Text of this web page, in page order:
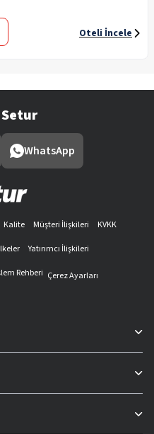
Oteli İncele
WhatsApp
Kalite Müşteri İlişkileri
KVKK
Yatırımcı İlişkileri
Rehberi Çerez Ayarları